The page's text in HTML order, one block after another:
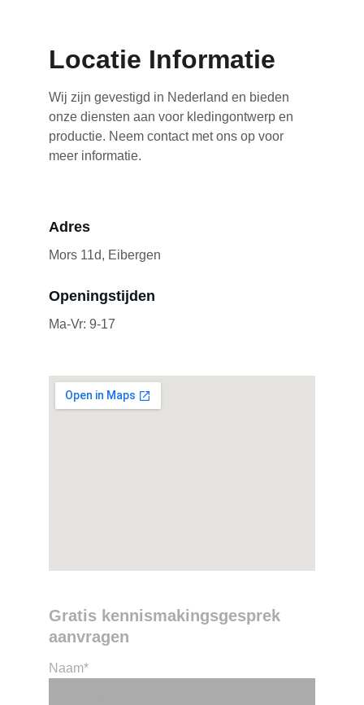
Locatie Informatie
Wij zijn gevestigd in Nederland en bieden
onze diensten aan voor kledingontwerp en
productie. Neem contact met ons op voor
meer informatie.
Adres
Mors 11d, Eibergen
Openingstijden
Ma-Vr: 9-17
Gratis kennismakingsgesprek
aanvragen
Naam*